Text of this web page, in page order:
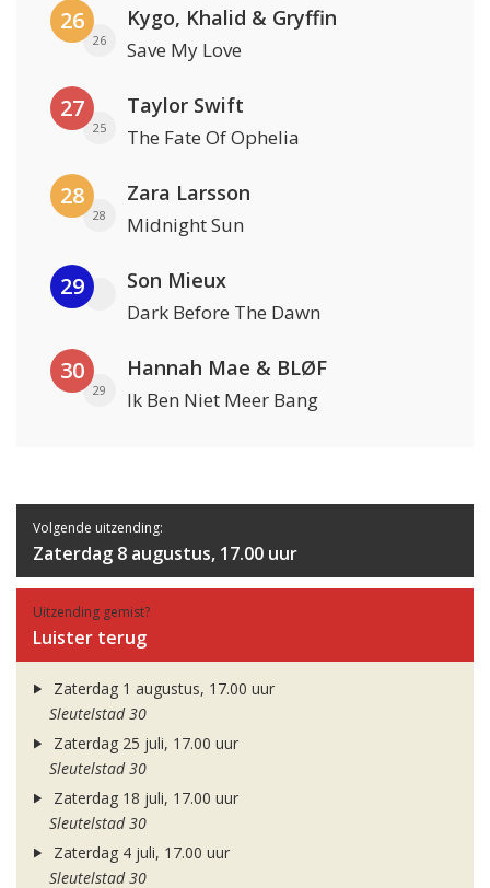
26
26
Kygo, Khalid & Gryffin
Save My Love
27
25
Taylor Swift
The Fate Of Ophelia
28
28
Zara Larsson
Midnight Sun
29 Son Mieux
Dark Before The Dawn
30
29
Hannah Mae & BLØF
Ik Ben Niet Meer Bang
Volgende uitzending:
Zaterdag 8 augustus, 17.00 uur
Uitzending gemist?
Luister terug
Zaterdag 1 augustus, 17.00 uur
Sleutelstad 30
Zaterdag 25 juli, 17.00 uur
Sleutelstad 30
Zaterdag 18 juli, 17.00 uur
Sleutelstad 30
Zaterdag 4 juli, 17.00 uur
Sleutelstad 30